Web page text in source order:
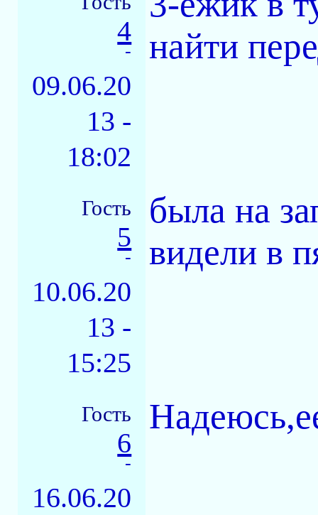
4
-
09.06.20
13 -
18:02
найти
Гость
5
-
10.06.20
13 -
15:25
была на
видели в
Гость
6
-
16.06.20